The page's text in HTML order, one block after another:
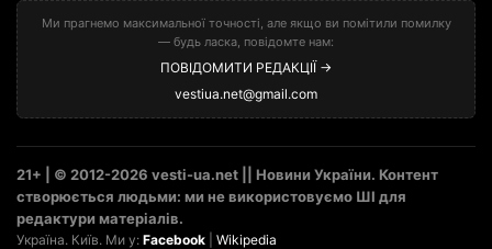
Ми прагнемо максимальної точності, але якщо ви помітили помилку
— будь ласка, повідомте нам:
ПОВІДОМИТИ РЕДАКЦІЇ →
vestiua.net@gmail.com
21+ | © 2012-2026 vesti-ua.net || Новини України. Контент
створюється людьми: ми не використовуємо ШІ для
редактури матеріалів.
Україна. Київ. Ми у: Facebook Wikipedia